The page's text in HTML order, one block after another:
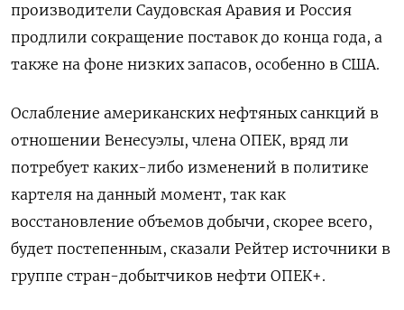
производители Саудовская Аравия и Россия
продлили сокращение поставок до конца года, а
также на фоне низких запасов, особенно в США.
Ослабление американских нефтяных санкций в
отношении Венесуэлы, члена ОПЕК, вряд ли
потребует каких-либо изменений в политике
картеля на данный момент, так как
восстановление объемов добычи, скорее всего,
будет постепенным, сказали Рейтер источники в
группе стран-добытчиков нефти ОПЕК+.